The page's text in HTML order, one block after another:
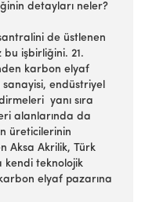
detayları neler?
de üstlenen
bu işbirliğini. 21.
karbon elyaf
sanayisi, endüstriyel
yanı sıra
alanlarında da
üreticilerinin
Aksa Akrilik, Türk
kendi teknolojik
karbon elyaf pazarına